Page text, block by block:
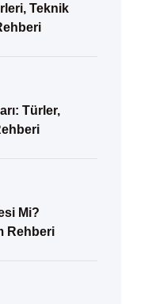
Teknik
Türler,
Mi?
Rehberi